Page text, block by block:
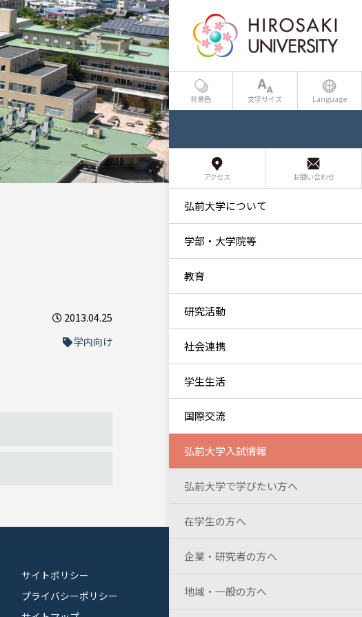
2013.04.25
学内向け
サイトポリシー
プライバシーポリシー
背景色 文字サイズ Language
アクセス お問い合わせ
弘前大学について
学部・大学院等
教育
研究活動
社会連携
学生生活
国際交流
弘前大学入試情報
弘前大学で学びたい方へ
在学生の方へ
企業・研究者の方へ
地域・一般の方へ